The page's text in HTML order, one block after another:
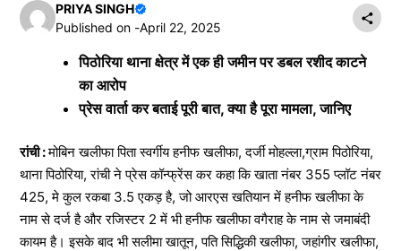
PRIYA SINGH
Published on -April 22, 2025
पिठोरिया थाना क्षेत्र में एक ही जमीन पर डबल रशीद काटने
का आरोप
प्रेस वार्ता कर बताई पूरी बात, क्या है पूरा मामला, जानिए
रांची :मोबिन खलीफा पिता स्वर्गीय हनीफ खलीफा, दर्जी मोहल्ला,ग्राम पिठोरिया,
थाना पिठोरिया, रांची ने प्रेस कॉन्फ्रेंस कर कहा कि खाता नंबर 355 प्लॉट नंबर
425, मे कुल रकबा 3.5 एकड़ है, जो आरएस खतियान में हनीफ खलीफा के
नाम से दर्ज है और रजिस्टर 2 में भी हनीफ खलीफा वगैराह के नाम से जमाबंदी
कायम है। इसके बाद भी सलीमा खातून, पति सिद्धिकी खलीफा, जहांगीर खलीफा,